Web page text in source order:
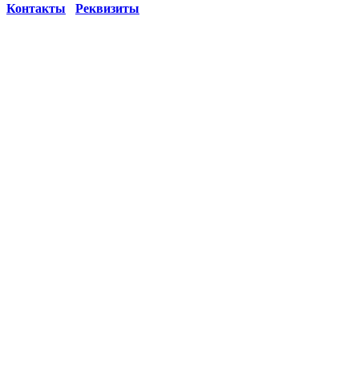
Контакты Реквизиты